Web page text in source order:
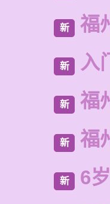
新 福
新 入
新 福
新 福
新 6